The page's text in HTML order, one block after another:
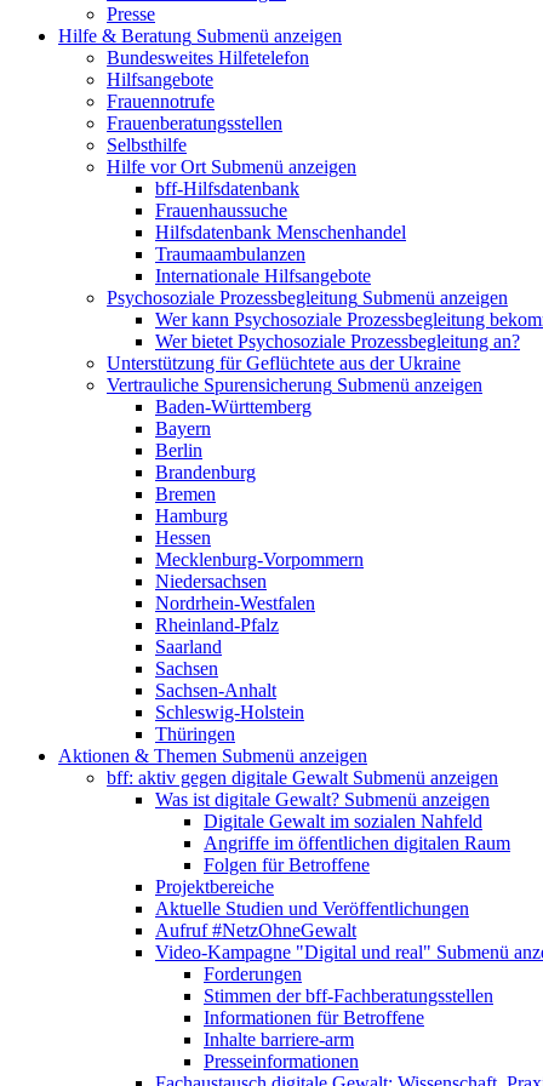
Presse
Hilfe & Beratung Submenü anzeigen
Bundesweites Hilfetelefon
Hilfsangebote
Frauennotrufe
Frauenberatungsstellen
Selbsthilfe
Hilfe vor Ort Submenü anzeigen
bff-Hilfsdatenbank
Frauenhaussuche
Hilfsdatenbank Menschenhandel
Traumaambulanzen
Internationale Hilfsangebote
Psychosoziale Prozessbegleitung Submenü anzeigen
Wer kann Psychosoziale Prozessbegleitung
Wer bietet Psychosoziale Prozessbegleitung an?
Unterstützung für Geflüchtete aus der Ukraine
Vertrauliche Spurensicherung Submenü anzeigen
Baden-Württemberg
Bayern
Berlin
Brandenburg
Bremen
Hamburg
Hessen
Mecklenburg-Vorpommern
Niedersachsen
Nordrhein-Westfalen
Rheinland-Pfalz
Saarland
Sachsen
Sachsen-Anhalt
Schleswig-Holstein
Thüringen
Aktionen & Themen Submenü anzeigen
bff: aktiv gegen digitale Gewalt Submenü anzeigen
Was ist digitale Gewalt? Submenü anzeigen
Digitale Gewalt im sozialen Nahfeld
Angriffe im öffentlichen digitalen Raum
Folgen für Betroffene
Projektbereiche
Aktuelle Studien und Veröffentlichungen
Aufruf #NetzOhneGewalt
Video-Kampagne "Digital und real" Submenü
Forderungen
Stimmen der bff-Fachberatungsstellen
Informationen für Betroffene
Inhalte barriere-arm
Presseinformationen